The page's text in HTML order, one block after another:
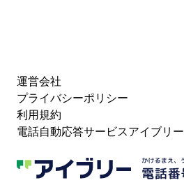
運営会社
プライバシーポリシー
利用規約
電話自動応答サービスアイブリー